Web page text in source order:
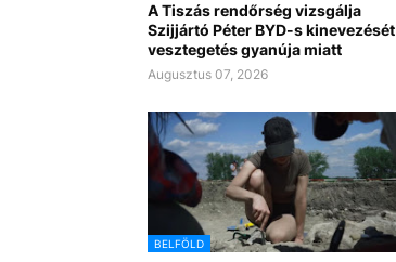
A Tiszás rendőrség vizsgálja
Szijjártó Péter BYD-s kinevezését
vesztegetés gyanúja miatt
Augusztus 07, 2026
BELFÖLD